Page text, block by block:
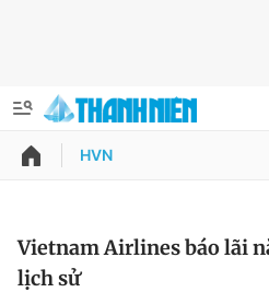
QUẢNG CÁO
Thông tin tài khoản
Đổi mật khẩu
HVN
Vietnam Airlines báo lãi
lịch sử